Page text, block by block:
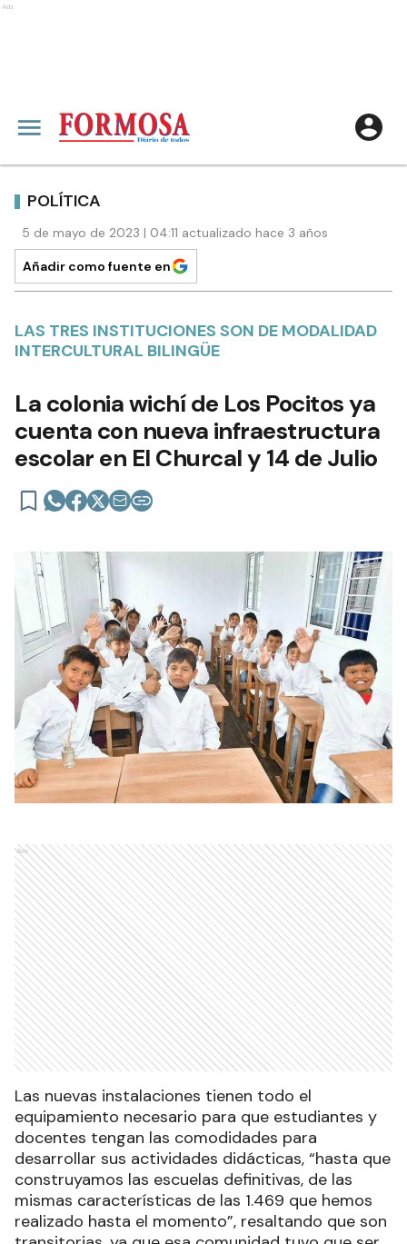
Ads
POLÍTICA
5 de mayo de 2023 | 04:11 actualizado hace 3 años
Añadir como fuente en
LAS TRES INSTITUCIONES SON DE MODALIDAD
INTERCULTURAL BILINGÜE
La colonia wichí de Los Pocitos ya
cuenta con nueva infraestructura
escolar en El Churcal y 14 de Julio
Ads
Las nuevas instalaciones tienen todo el
equipamiento necesario para que estudiantes y
docentes tengan las comodidades para
desarrollar sus actividades didácticas, “hasta que
construyamos las escuelas definitivas, de las
mismas características de las 1.469 que hemos
realizado hasta el momento”, resaltando que son